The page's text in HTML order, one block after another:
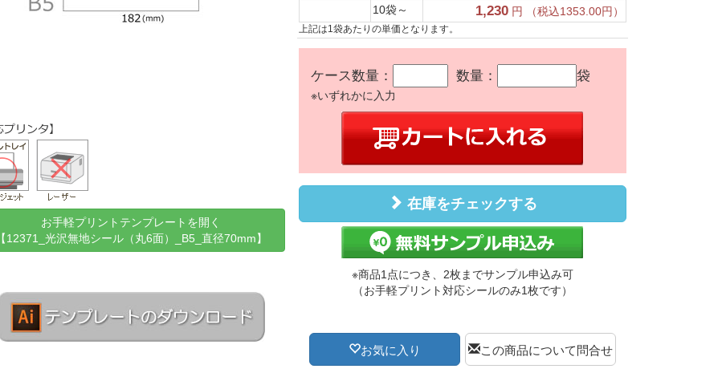
お手軽プリントテンプレートを開く
【12371_光沢無地シール（丸6面）_B5_直径70mm】
10袋～
1,230円 （税込1353.00円）
上記は1袋あたりの単価となります。
ケース数量： 数量： 袋
※いずれかに入力
在庫をチェックする
※商品1点につき、2枚までサンプル申込み可
（お手軽プリント対応シールのみ1枚です）
お気に入り この商品について問合せ